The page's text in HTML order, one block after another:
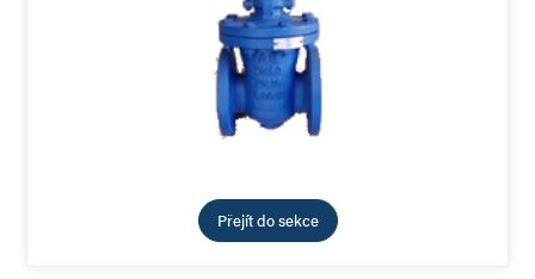
Přejít do sekce